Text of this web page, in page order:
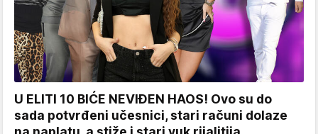
U ELITI 10 BIĆE NEVIĐEN HAOS! Ovo su do
sada potvrđeni učesnici, stari računi dolaze